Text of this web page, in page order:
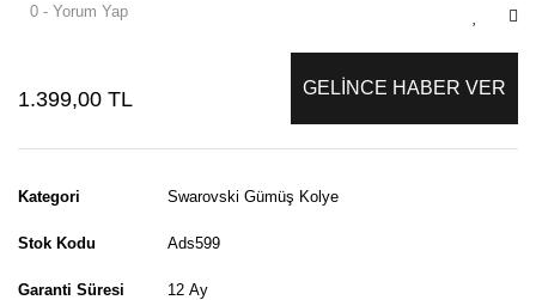
0 - Yorum Yap
1.399,00 TL GELİNCE HABER VER
Kategori Swarovski Gümüş Kolye
Stok Kodu Ads599
Garanti Süresi 12 Ay